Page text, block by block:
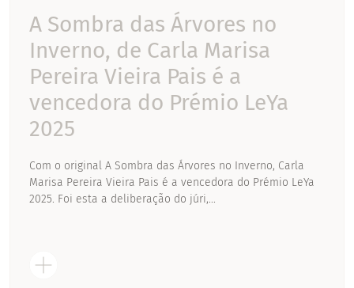
A Sombra das Árvores no
Inverno, de Carla Marisa
Pereira Vieira Pais é a
vencedora do Prémio LeYa
2025
Com o original A Sombra das Árvores no Inverno, Carla
Marisa Pereira Vieira Pais é a vencedora do Prémio LeYa
2025. Foi esta a deliberação do júri,...